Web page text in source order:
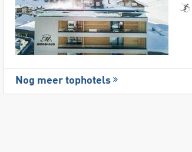
Nog meer tophotels